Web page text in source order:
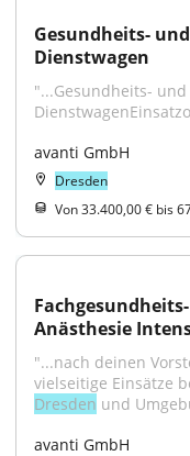
Gesundheits- und
Dienstwagen
"...Gesundheits- und
avanti GmbH
Dresden
Von 33.400,00 € bis
Anästhesie
"...nach deinen
Dresden und
avanti GmbH